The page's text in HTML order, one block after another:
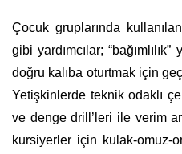
Çocuk gruplarında
gibi yardımcılar;
doğru kalıba oturtmak için
Yetişkinlerde teknik odaklı
ve denge drill’leri ile verim
kursiyerler için kulak-omuz-